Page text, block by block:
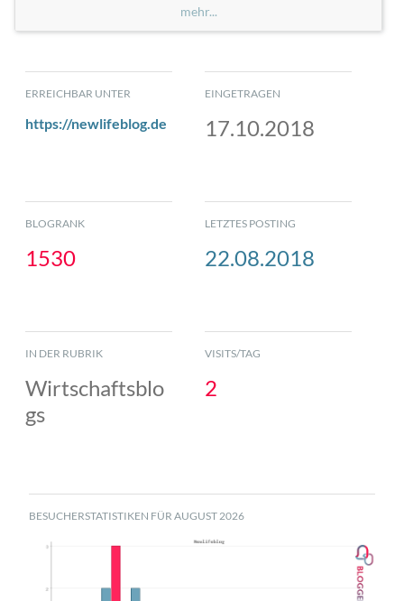
mehr...
ERREICHBAR UNTER
https://newlifeblog.de
EINGETRAGEN
17.10.2018
BLOGRANK
1530
LETZTES POSTING
22.08.2018
IN DER RUBRIK
Wirtschaftsblo
gs
VISITS/TAG
2
BESUCHERSTATISTIKEN FÜR AUGUST 2026